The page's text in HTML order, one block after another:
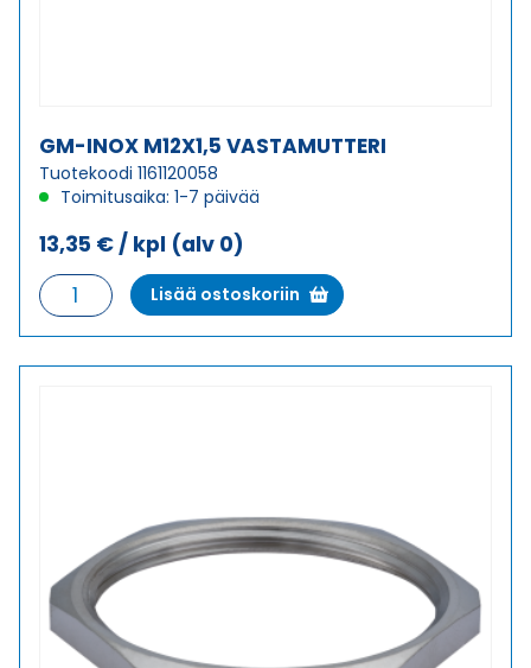
GM-INOX M12X1,5 VASTAMUTTERI
Tuotekoodi 1161120058
Toimitusaika: 1-7 päivää
13,35 € / kpl (alv 0)
GM-
INOX
M12X1,5
Lisää ostoskoriin